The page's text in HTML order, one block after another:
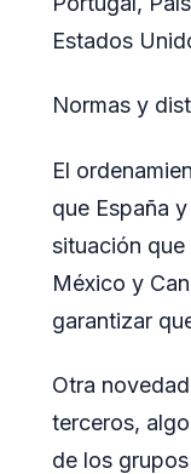
Estados
Normas y
El
que España
situación
México y
garantizar
Otra
terceros,
de los